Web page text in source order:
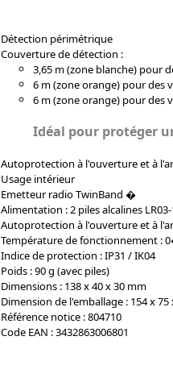
Détection périmétrique
Couverture de détection :
3,65 m (zone blanche) pour
6 m (zone orange) pour des
6 m (zone orange) pour des
Idéal pour protéger
Autoprotection à l'ouverture et à
Usage intérieur
Emetteur radio TwinBand �
Alimentation : 2 piles alcalines
Autoprotection à l'ouverture et à
Température de fonctionnement :
Indice de protection : IP31 / IK04
Poids : 90 g (avec piles)
Dimensions : 138 x 40 x 30 mm
Dimension de l'emballage : 154 x 75
Référence notice : 804710
Code EAN : 3432863006801